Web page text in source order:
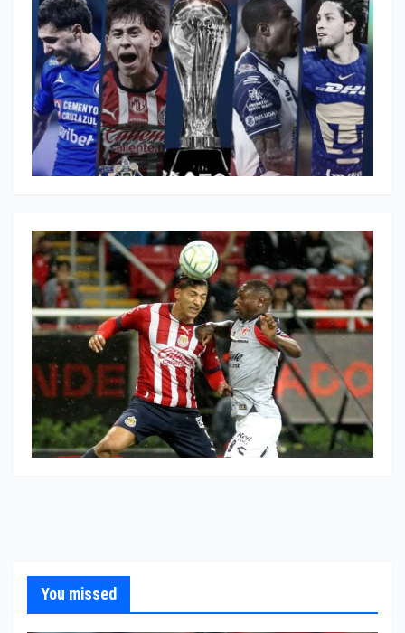
You missed